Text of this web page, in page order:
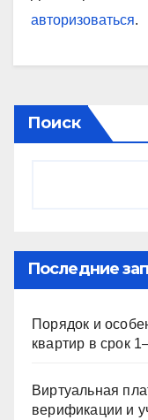
авторизоваться.
Поиск
Последние
Порядок и
квартир в срок
Виртуальная
верификации и